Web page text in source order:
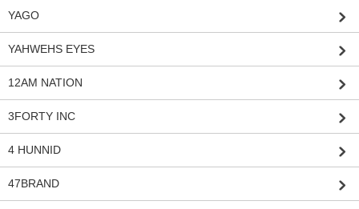
YAGO
YAHWEHS EYES
12AM NATION
3FORTY INC
4 HUNNID
47BRAND